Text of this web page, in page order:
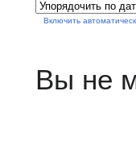
Включить
Вы не